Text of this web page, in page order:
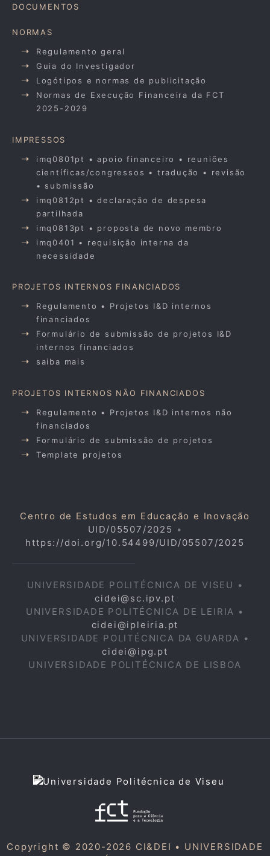
DOCUMENTOS
NORMAS
Regulamento geral
Guia do Investigador
Logótipos e normas de publicitação
Normas de Execução Financeira da FCT
2025-2029
IMPRESSOS
imq0801pt • apoio financeiro • reuniões
científicas/congressos • tradução • revisão
• submissão
imq0812pt • declaração de despesa
partilhada
imq0813pt • proposta de novo membro
imq0401 • requisição interna da
necessidade
PROJETOS INTERNOS FINANCIADOS
Regulamento • Projetos I&D internos
financiados
Formulário de submissão de projetos I&D
internos financiados
saiba mais
PROJETOS INTERNOS NÃO FINANCIADOS
Regulamento • Projetos I&D internos não
financiados
Formulário de submissão de projetos
Template projetos
Centro de Estudos em Educação e Inovação
UID/05507/2025 •
https://doi.org/10.54499/UID/05507/2025
UNIVERSIDADE POLITÉCNICA DE VISEU •
cidei@sc.ipv.pt
UNIVERSIDADE POLITÉCNICA DE LEIRIA •
cidei@ipleiria.pt
UNIVERSIDADE POLITÉCNICA DA GUARDA •
cidei@ipg.pt
UNIVERSIDADE POLITÉCNICA DE LISBOA
Copyright © 2020-2026 CI&DEI • UNIVERSIDADE